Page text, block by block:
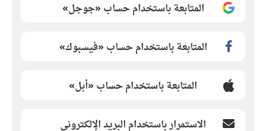
المتابعة باستخدام حساب «جوجل»
المتابعة باستخدام حساب «فيسبوك»
المتابعة باستخدام حساب «أبل»
الاستمرار باستخدام البريد الإلكتروني